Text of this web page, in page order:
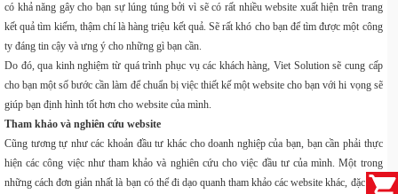
có khả năng gây cho bạn sự lúng túng bởi vì sẽ có rất nhiều website xuất hiện trên trang
kết quả tìm kiếm, thậm chí là hàng triệu kết quả. Sẽ rất khó cho bạn để tìm được một công
ty đáng tin cậy và ưng ý cho những gì bạn cần.
Do đó, qua kinh nghiệm từ quá trình phục vụ các khách hàng, Viet Solution sẽ cung cấp
cho bạn một số bước cần làm để chuẩn bị việc thiết kế một website cho bạn với hi vọng sẽ
giúp bạn định hình tốt hơn cho website của mình.
Tham khảo và nghiên cứu website
Cũng tương tự như các khoản đầu tư khác cho doanh nghiệp của bạn, bạn cần phải thực
hiện các công việc như tham khảo và nghiên cứu cho việc đầu tư của mình. Một trong
những cách đơn giản nhất là bạn có thể đi dạo quanh tham khảo các website khác, đặc biệt